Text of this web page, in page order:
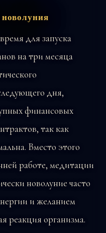
для запуска
на три месяца
дня,
финансовых
так как
Вместо этого
работе, медитации
новолуние часто
и желанием
реакция организма.